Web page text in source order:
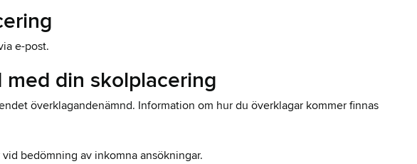
e-post.
din skolplacering
överklagandenämnd. Information om hur du överklagar kommer finnas
bedömning av inkomna ansökningar.